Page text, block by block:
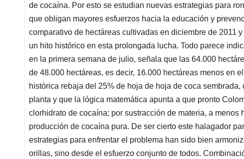
de cocaína. Por esto se estudian nuevas estrategias para
que obligan mayores esfuerzos hacia la educación y
comparativo de hectáreas cultivadas en diciembre de 2011
un hito histórico en esta prolongada lucha. Todo parece
en la primera semana de julio, señala que las 64.000
de 48.000 hectáreas, es decir, 16.000 hectáreas menos en
histórica rebaja del 25% de hoja de hoja de coca
planta y que la lógica matemática apunta a que pronto
clorhidrato de cocaína; por sustracción de materia, a
producción de cocaína pura. De ser cierto este halagador
estrategias para enfrentar el problema han sido bien
orillas, sino desde el esfuerzo conjunto de todos.